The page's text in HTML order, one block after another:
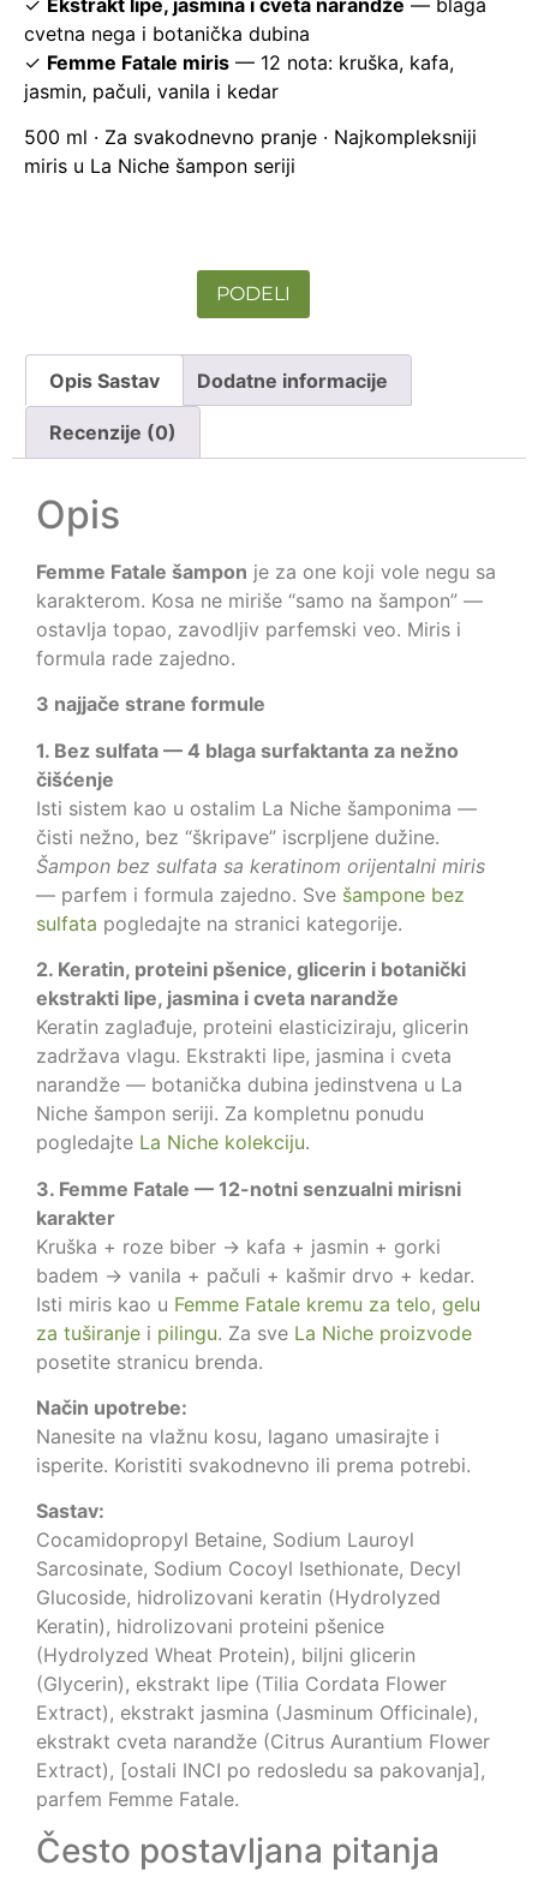
✓ Ekstrakt lipe, jasmina i cveta narandže — blaga
cvetna nega i botanička dubina
✓ Femme Fatale miris — 12 nota: kruška, kafa,
jasmin, pačuli, vanila i kedar
500 ml · Za svakodnevno pranje · Najkompleksniji
miris u La Niche šampon seriji
PODELI
Opis Sastav Dodatne informacije
Recenzije (0)
Opis
Femme Fatale šampon je za one koji vole negu sa
karakterom. Kosa ne miriše “samo na šampon” —
ostavlja topao, zavodljiv parfemski veo. Miris i
formula rade zajedno.
3 najjače strane formule
1. Bez sulfata — 4 blaga surfaktanta za nežno
čišćenje
Isti sistem kao u ostalim La Niche šamponima —
čisti nežno, bez “škripave” iscrpljene dužine.
Šampon bez sulfata sa keratinom orijentalni miris
— parfem i formula zajedno. Sve šampone bez
sulfata pogledajte na stranici kategorije.
2. Keratin, proteini pšenice, glicerin i botanički
ekstrakti lipe, jasmina i cveta narandže
Keratin zaglađuje, proteini elasticiziraju, glicerin
zadržava vlagu. Ekstrakti lipe, jasmina i cveta
narandže — botanička dubina jedinstvena u La
Niche šampon seriji. Za kompletnu ponudu
pogledajte La Niche kolekciju.
3. Femme Fatale — 12-notni senzualni mirisni
karakter
Kruška + roze biber → kafa + jasmin + gorki
badem → vanila + pačuli + kašmir drvo + kedar.
Isti miris kao u Femme Fatale kremu za telo, gelu
za tuširanje i pilingu. Za sve La Niche proizvode
posetite stranicu brenda.
Način upotrebe:
Nanesite na vlažnu kosu, lagano umasirajte i
isperite. Koristiti svakodnevno ili prema potrebi.
Sastav:
Cocamidopropyl Betaine, Sodium Lauroyl
Sarcosinate, Sodium Cocoyl Isethionate, Decyl
Glucoside, hidrolizovani keratin (Hydrolyzed
Keratin), hidrolizovani proteini pšenice
(Hydrolyzed Wheat Protein), biljni glicerin
(Glycerin), ekstrakt lipe (Tilia Cordata Flower
Extract), ekstrakt jasmina (Jasminum Officinale),
ekstrakt cveta narandže (Citrus Aurantium Flower
Extract), [ostali INCI po redosledu sa pakovanja],
parfem Femme Fatale.
Često postavljana pitanja